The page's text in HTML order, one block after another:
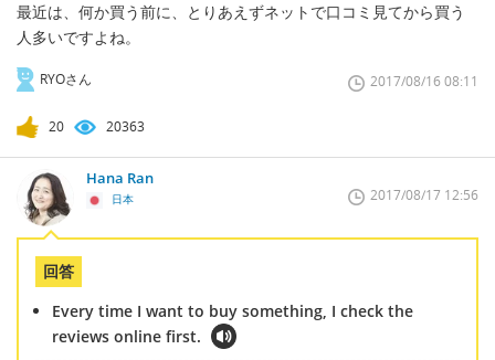
最近は、何か買う前に、とりあえずネットで口コミ見てから買う
人多いですよね。
RYOさん 2017/08/16 08:11
20 20363
Hana Ran
日本 2017/08/17 12:56
回答
Every time I want to buy something, I check the
reviews online first.